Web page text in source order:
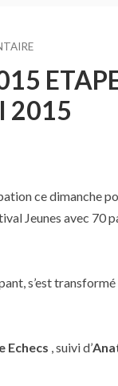
JEUNES
2015
MAI
2015
ce dimanche
Jeunes avec 70
s’est
Echecs , suivi d’